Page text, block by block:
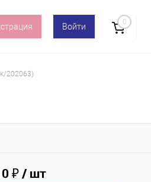
Войти 0
202063)
₽/ шт